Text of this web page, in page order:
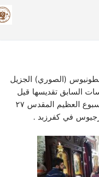
Skip
to
(الصوري) الجزيل
السابق تقديسها قيل
الظهر من يوم الثلاثاء العظيم من الأسبوع العظيم المقدس ٢٧